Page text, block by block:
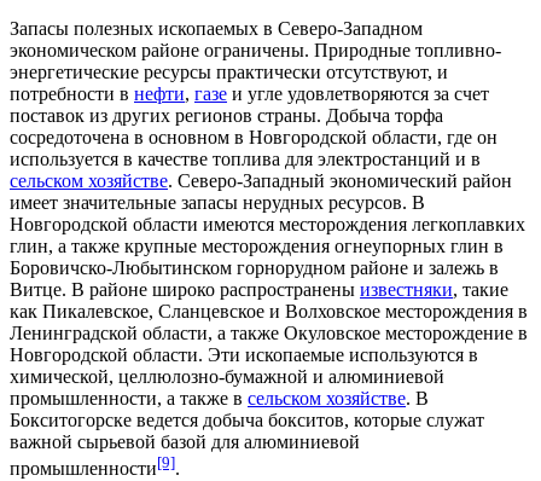
Запасы полезных ископаемых в Северо-Западном
экономическом районе ограничены. Природные топливно-
энергетические ресурсы практически отсутствуют, и
потребности в нефти, газе и угле удовлетворяются за счет
поставок из других регионов страны. Добыча торфа
сосредоточена в основном в Новгородской области, где он
используется в качестве топлива для электростанций и в
сельском хозяйстве. Северо-Западный экономический район
имеет значительные запасы нерудных ресурсов. В
Новгородской области имеются месторождения легкоплавких
глин, а также крупные месторождения огнеупорных глин в
Боровичско-Любытинском горнорудном районе и залежь в
Витце. В районе широко распространены известняки, такие
как Пикалевское, Сланцевское и Волховское месторождения в
Ленинградской области, а также Окуловское месторождение в
Новгородской области. Эти ископаемые используются в
химической, целлюлозно-бумажной и алюминиевой
промышленности, а также в сельском хозяйстве. В
Бокситогорске ведется добыча бокситов, которые служат
важной сырьевой базой для алюминиевой
промышленности[9].